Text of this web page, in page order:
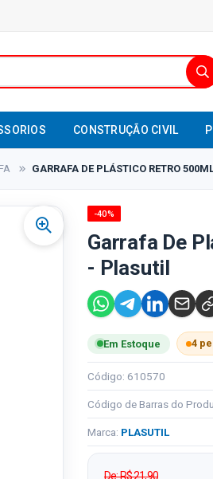
CONSTRUÇÃO CIVIL
GARRAFA DE PLÁSTICO RETRO
-40%
Garrafa De
- Plasutil
Em Estoque 4
Código: 610570
Código de Barras do
Marca: PLASUTIL
De: R$ 21,90